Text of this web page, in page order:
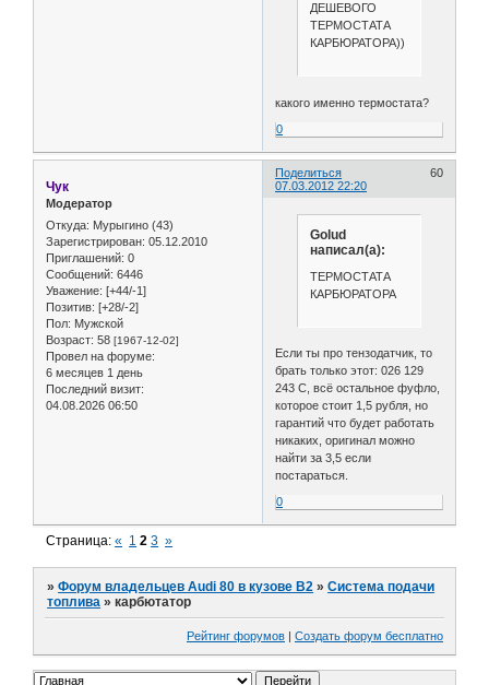
ДЕШЕВОГО
ТЕРМОСТАТА
КАРБЮРАТОРА))
какого именно термостата?
0
Поделиться
60
07.03.2012 22:20
Чук
Модератор
Откуда: Мурыгино (43)
Зарегистрирован: 05.12.2010
Приглашений: 0
Сообщений: 6446
Уважение: [+44/-1]
Позитив: [+28/-2]
Пол: Мужской
Возраст: 58 [1967-12-02]
Провел на форуме:
6 месяцев 1 день
Последний визит:
04.08.2026 06:50
Golud
написал(а):
ТЕРМОСТАТА
КАРБЮРАТОРА
Если ты про тензодатчик, то
брать только этот: 026 129
243 C, всё остальное фуфло,
которое стоит 1,5 рубля, но
гарантий что будет работать
никаких, оригинал можно
найти за 3,5 если
постараться.
0
Страница:« 1 2 3 »
»Форум владельцев Audi 80 в кузове В2 »Система подачи
топлива »карбютатор
Рейтинг форумов Создать форум бесплатно